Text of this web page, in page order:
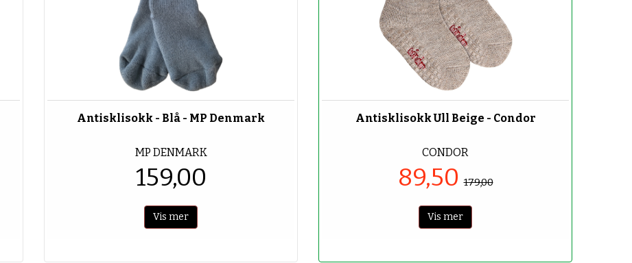
Antisklisokk - Blå - MP Denmark
MP DENMARK
159,00
Vis mer
-50%
Antisklisokk Ull Beige - Condor
CONDOR
89,50179,00
Vis mer